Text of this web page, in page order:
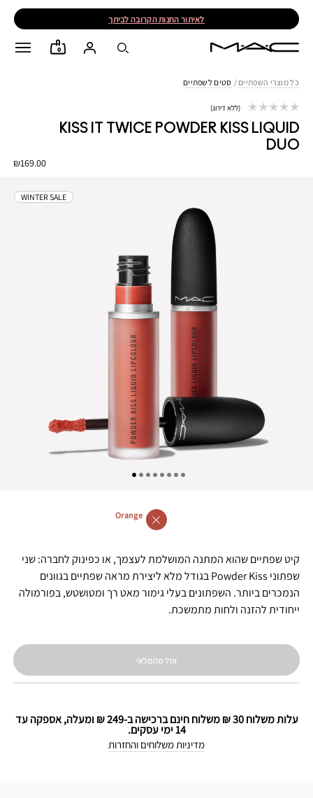
לאיתור החנות הקרובה לביתך
0
כל מוצרי השפתיים / סטים לשפתיים
KISS IT TWICE POWDER KISS LIQUID
DUO
₪169.00
ללא דירוג
WINTER SALE
קיט שפתיים שהוא המתנה המושלמת לעצמך, או כפינוק לחברה: שני
שפתוני Powder Kiss בגודל מלא ליצירת מראה שפתיים בגוונים
הנמכרים ביותר. השפתונים בעלי גימור מאט רך ומטושטש, בפורמולה
ייחודית להזנה ולחות מתמשכת.
Orange
אזל מהמלאי
עלות משלוח 30 ₪ משלוח חינם ברכישה ב-249 ₪ ומעלה, אספקה עד
14 ימי עסקים.
מדיניות משלוחים והחזרות